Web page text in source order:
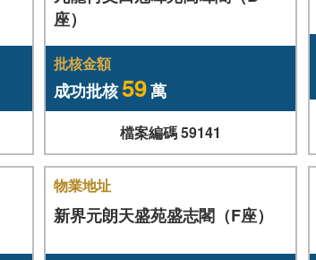
座）
批核金額
成功批核59萬
檔案編碼 59141
物業地址
新界元朗天盛苑盛志閣（F座）